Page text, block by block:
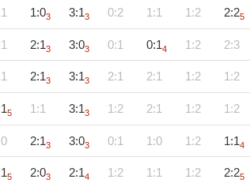
1:03 3:13 0:2 1:1 1:2 2:25
2:13 3:03 0:1 0:14 1:2 2:3
2:13 3:13 2:1 2:1 1:2 1:2
5 1:1 3:13 1:2 2:1 1:2 1:2
2:13 3:03 0:1 1:0 1:2 1:14
5 2:03 2:14 1:2 1:1 1:2 2:25